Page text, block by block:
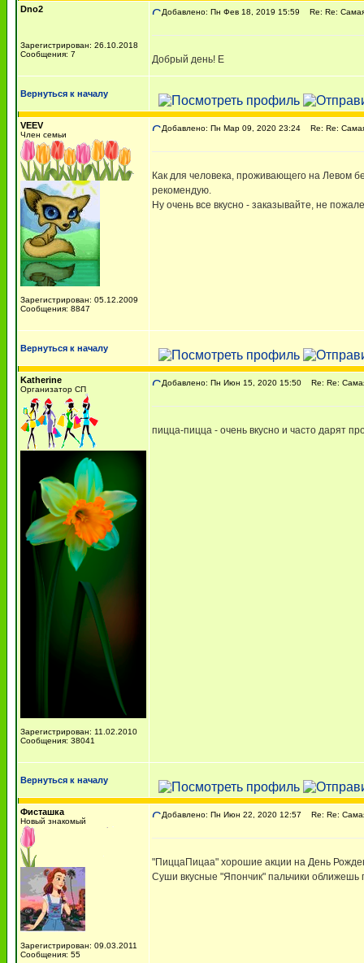
Dno2
Зарегистрирован: 26.10.2018
Сообщения: 7
Добавлено: Пн Фев 18, 2019 15:59 Re: Re: Самая
Добрый день! Е
Вернуться к началу
VEEV
Член семьи
Зарегистрирован: 05.12.2009
Сообщения: 8847
Добавлено: Пн Мар 09, 2020 23:24 Re: Re:
Как для человека, проживающего на Левом
рекомендую.
Ну очень все вкусно - заказывайте, не
Вернуться к началу
Katherine
Организатор СП
Зарегистрирован: 11.02.2010
Сообщения: 38041
Добавлено: Пн Июн 15, 2020 15:50 Re: Re:
пицца-пицца - очень вкусно и часто дарят
Вернуться к началу
Фисташкa
Новый знакомый
Зарегистрирован: 09.03.2011
Сообщения: 55
Добавлено: Пн Июн 22, 2020 12:57 Re: Re:
"ПиццаПицаа" хорошие акции на День
Суши вкусные "Япончик" пальчики оближешь